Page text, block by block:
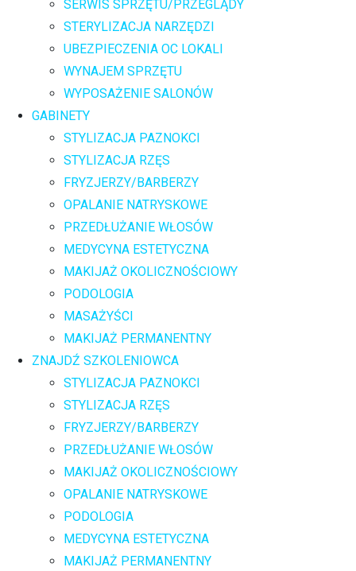
SERWIS SPRZĘTU/PRZEGLĄDY
STERYLIZACJA NARZĘDZI
UBEZPIECZENIA OC LOKALI
WYNAJEM SPRZĘTU
WYPOSAŻENIE SALONÓW
GABINETY
STYLIZACJA PAZNOKCI
STYLIZACJA RZĘS
FRYZJERZY/BARBERZY
OPALANIE NATRYSKOWE
PRZEDŁUŻANIE WŁOSÓW
MEDYCYNA ESTETYCZNA
MAKIJAŻ OKOLICZNOŚCIOWY
PODOLOGIA
MASAŻYŚCI
MAKIJAŻ PERMANENTNY
ZNAJDŹ SZKOLENIOWCA
STYLIZACJA PAZNOKCI
STYLIZACJA RZĘS
FRYZJERZY/BARBERZY
PRZEDŁUŻANIE WŁOSÓW
MAKIJAŻ OKOLICZNOŚCIOWY
OPALANIE NATRYSKOWE
PODOLOGIA
MEDYCYNA ESTETYCZNA
MAKIJAŻ PERMANENTNY